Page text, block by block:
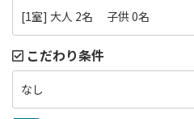
[1室] 大人 2名 子供 0名
こだわり条件
なし